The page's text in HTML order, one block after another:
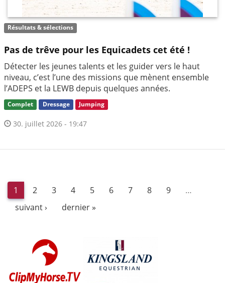
Résultats & sélections
Pas de trêve pour les Equicadets cet été !
Détecter les jeunes talents et les guider vers le haut
niveau, c’est l’une des missions que mènent ensemble
l’ADEPS et la LEWB depuis quelques années.
Complet Dressage Jumping
30. juillet 2026 - 19:47
1 2 3 4 5 6 7 8 9
…
suivant ›
dernier »